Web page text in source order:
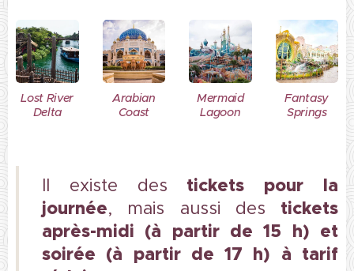
Lost River
Delta
Arabian
Coast
Mermaid
Lagoon
Fantasy
Springs
Il existe des tickets pour la
journée, mais aussi des tickets
après-midi (à partir de 15 h) et
soirée (à partir de 17 h) à tarif